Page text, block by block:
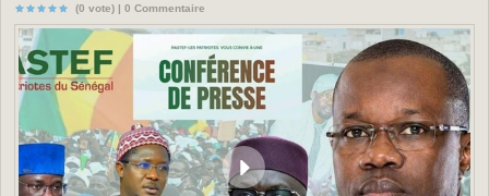
(0 vote) | 0 Commentaire